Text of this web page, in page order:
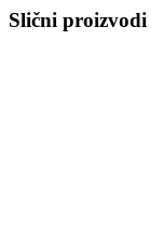
Slični proizvodi